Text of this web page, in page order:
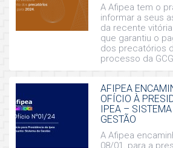
A Afipea tem o
informar a seus
da recente
que garantiu o
dos precatórios
processo da
AFIPEA
OFÍCIO À
IPEA – SISTEMA
GESTÃO
A Afipea
08/01, para a